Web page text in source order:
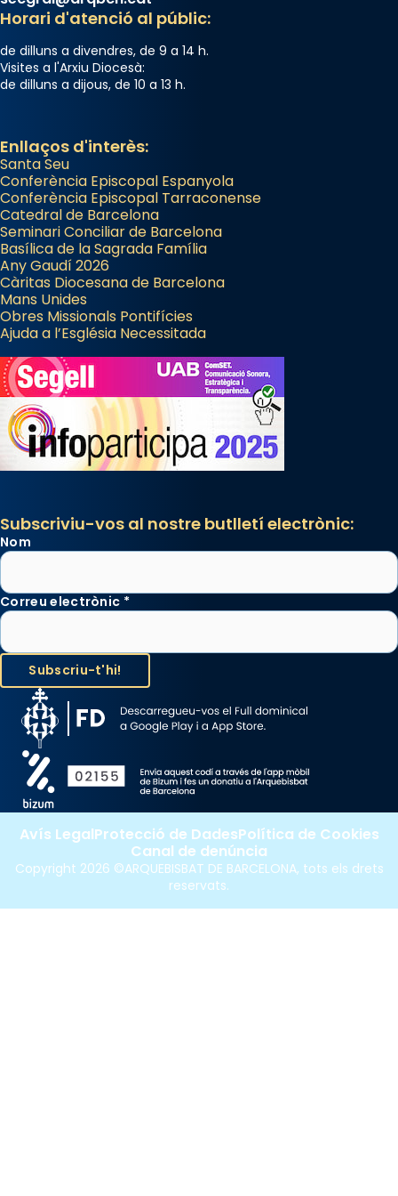
Horari d'atenció al públic:
de dilluns a divendres, de 9 a 14 h.
Visites a l'Arxiu Diocesà:
de dilluns a dijous, de 10 a 13 h.
Enllaços d'interès:
Santa Seu
Conferència Episcopal Espanyola
Conferència Episcopal Tarraconense
Catedral de Barcelona
Seminari Conciliar de Barcelona
Basílica de la Sagrada Família
Any Gaudí 2026
Càritas Diocesana de Barcelona
Mans Unides
Obres Missionals Pontifícies
Ajuda a l’Església Necessitada
Subscriviu-vos al nostre butlletí electrònic:
Nom
Correu electrònic *
Copyright 2026 ©ARQUEBISBAT DE BARCELONA, tots els drets
reservats.
Avís LegalProtecció de DadesPolítica de Cookies
Canal de denúncia